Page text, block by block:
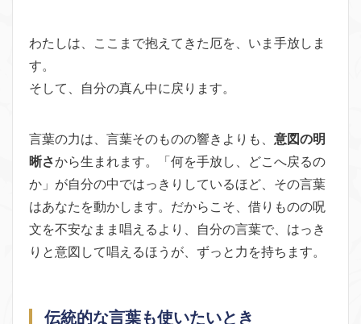
わたしは、ここまで抱えてきた厄を、いま手放しま
す。
そして、自分の真ん中に戻ります。
言葉の力は、言葉そのものの響きよりも、 意図の明
晰さから生まれます。「何を手放し、どこへ戻るの
か」が自分の中ではっきりしているほど、その言葉
はあなたを動かします。だからこそ、借りものの呪
文を不安なまま唱えるより、自分の言葉で、はっき
りと意図して唱えるほうが、ずっと力を持ちます。
伝統的な言葉も使いたいとき